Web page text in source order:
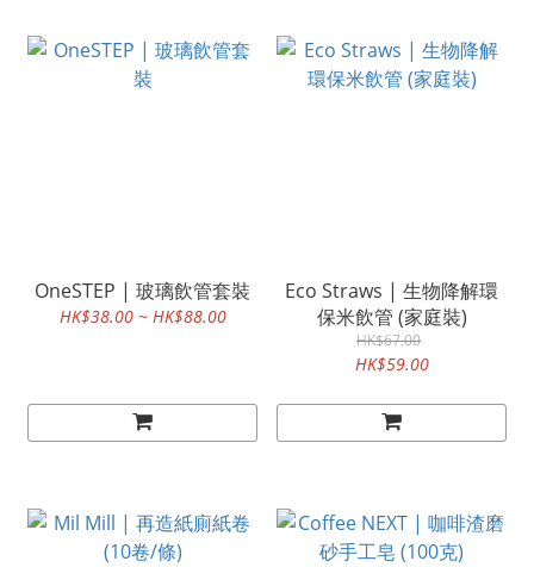
OneSTEP | 玻璃飲管套裝
HK$38.00 ~ HK$88.00
Eco Straws | 生物降解環
保米飲管 (家庭裝)
HK$67.00
HK$59.00